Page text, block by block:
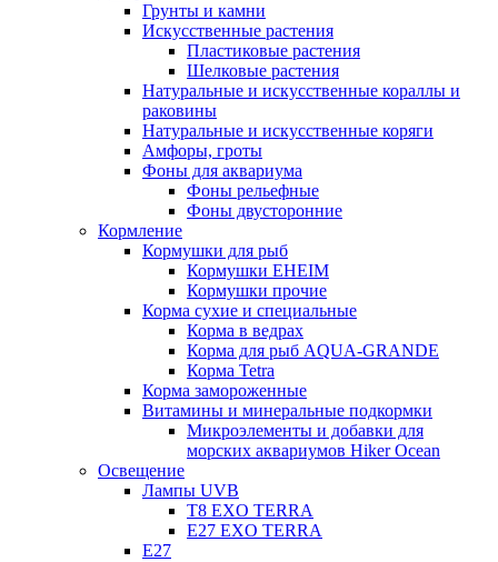
Грунты и камни
Искусственные растения
Пластиковые растения
Шелковые растения
Натуральные и искусственные кораллы и
раковины
Натуральные и искусственные коряги
Амфоры, гроты
Фоны для аквариума
Фоны рельефные
Фоны двусторонние
Кормление
Кормушки для рыб
Кормушки EHEIM
Кормушки прочие
Корма сухие и специальные
Корма в ведрах
Корма для рыб AQUA-GRANDE
Корма Tetra
Корма замороженные
Витамины и минеральные подкормки
Микроэлементы и добавки для
морских аквариумов Hiker Ocean
Освещение
Лампы UVB
Т8 EXO TERRA
Е27 EXO TERRA
Е27